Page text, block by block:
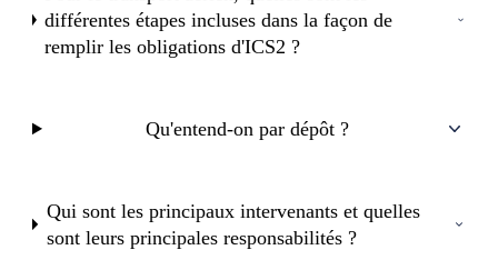
différentes étapes incluses dans la façon de
remplir les obligations d'ICS2 ?
Qu'entend-on par dépôt ?
Qui sont les principaux intervenants et quelles
sont leurs principales responsabilités ?